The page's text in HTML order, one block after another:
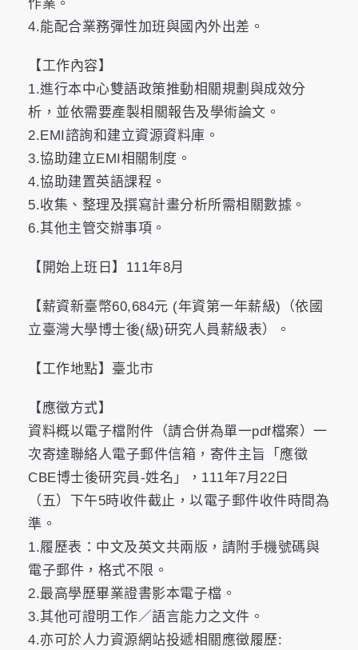
作業。
4.能配合業務彈性加班與國內外出差。
【工作內容】
1.進行本中心雙語政策推動相關規劃與成效分
析，並依需要產製相關報告及學術論文。
2.EMI諮詢和建立資源資料庫。
3.協助建立EMI相關制度。
4.協助建置英語課程。
5.收集、整理及撰寫計畫分析所需相關數據。
6.其他主管交辦事項。
【開始上班日】111年8月
【薪資新臺幣60,684元 (年資第一年薪級)（依國
立臺灣大學博士後(級)研究人員薪級表）。
【工作地點】臺北市
【應徵方式】
資料概以電子檔附件（請合併為單一pdf檔案）一
次寄達聯絡人電子郵件信箱，寄件主旨「應徵
CBE博士後研究員-姓名」，111年7月22日
（五）下午5時收件截止，以電子郵件收件時間為
準。
1.履歷表：中文及英文共兩版，請附手機號碼與
電子郵件，格式不限。
2.最高學歷畢業證書影本電子檔。
3.其他可證明工作／語言能力之文件。
4.亦可於人力資源網站投遞相關應徵履歷: